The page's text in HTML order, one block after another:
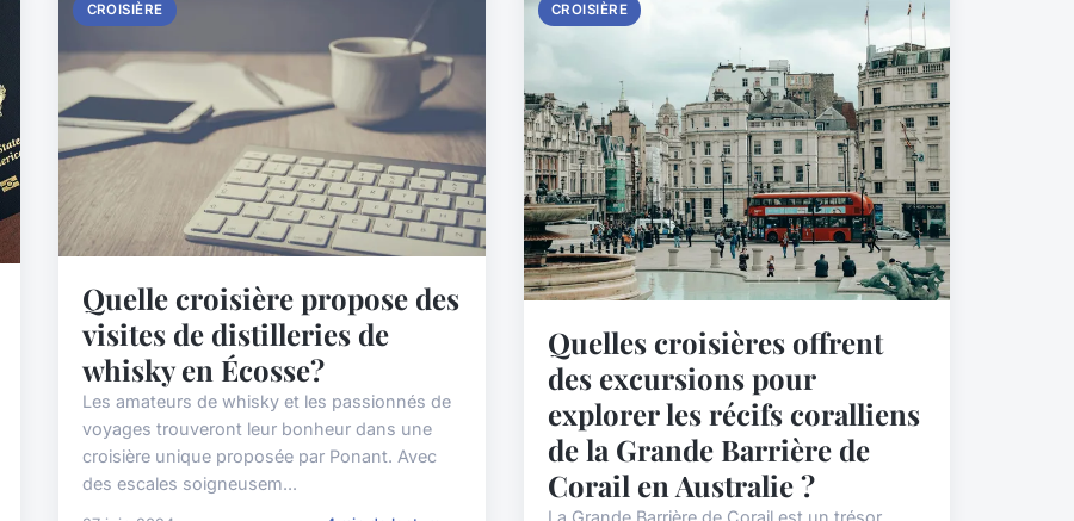
CROISIÈRE
Quelle croisière propose des
visites de distilleries de
whisky en Écosse?
Les amateurs de whisky et les passionnés de
voyages trouveront leur bonheur dans une
croisière unique proposée par Ponant. Avec
des escales soigneusem...
CROISIÈRE
Quelles croisières offrent
des excursions pour
explorer les récifs coralliens
de la Grande Barrière de
Corail en Australie ?
La Grande Barrière de Corail est un trésor